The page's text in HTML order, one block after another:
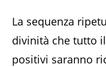
La sequenza
divinità che tutto
positivi saranno